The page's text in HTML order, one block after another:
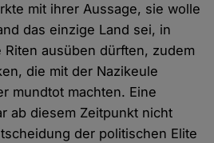
mit ihrer Aussage, sie wolle
das einzige Land sei, in
ausüben dürften, zudem
die mit der Nazikeule
mundtot machten. Eine
ab diesem Zeitpunkt nicht
der politischen Elite